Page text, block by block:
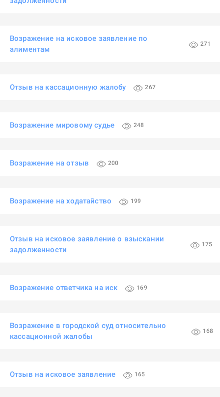
Возражение на исковое заявление по
алиментам
271
Отзыв на кассационную жалобу 267
Возражение мировому судье 248
Возражение на отзыв 200
Возражение на ходатайство 199
Отзыв на исковое заявление о взыскании
задолженности
175
Возражение ответчика на иск 169
Возражение в городской суд относительно
кассационной жалобы
168
Отзыв на исковое заявление 165